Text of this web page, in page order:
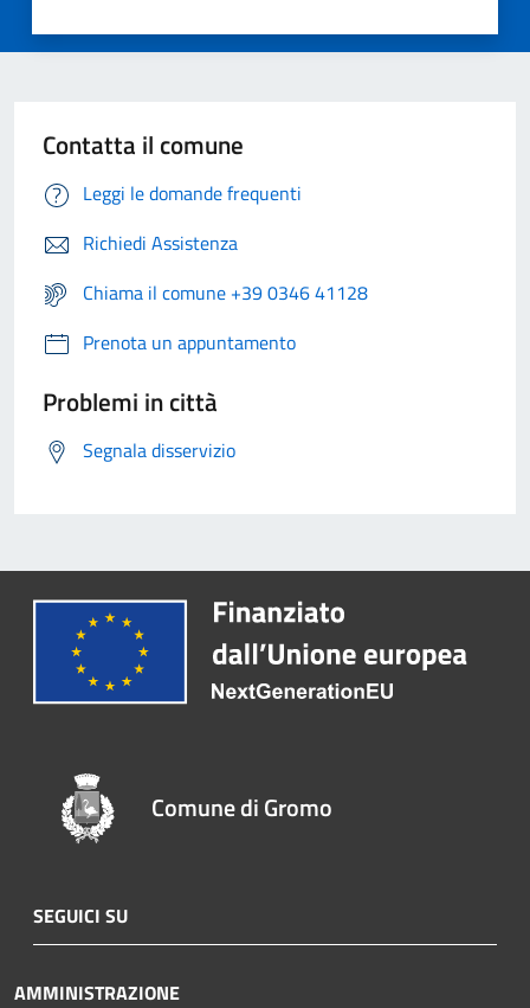
Contatta il comune
Leggi le domande frequenti
Richiedi Assistenza
Chiama il comune +39 0346 41128
Prenota un appuntamento
Problemi in città
Segnala disservizio
Comune di Gromo
SEGUICI SU
AMMINISTRAZIONE